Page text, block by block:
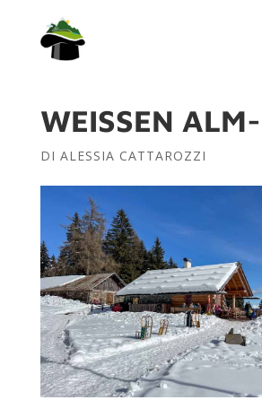
WEISSEN
DI ALESSIA CATTAROZZI